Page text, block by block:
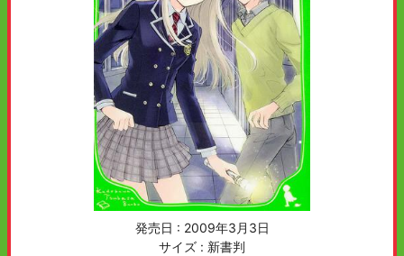
発売日 : 2009年3月3日
サイズ : 新書判